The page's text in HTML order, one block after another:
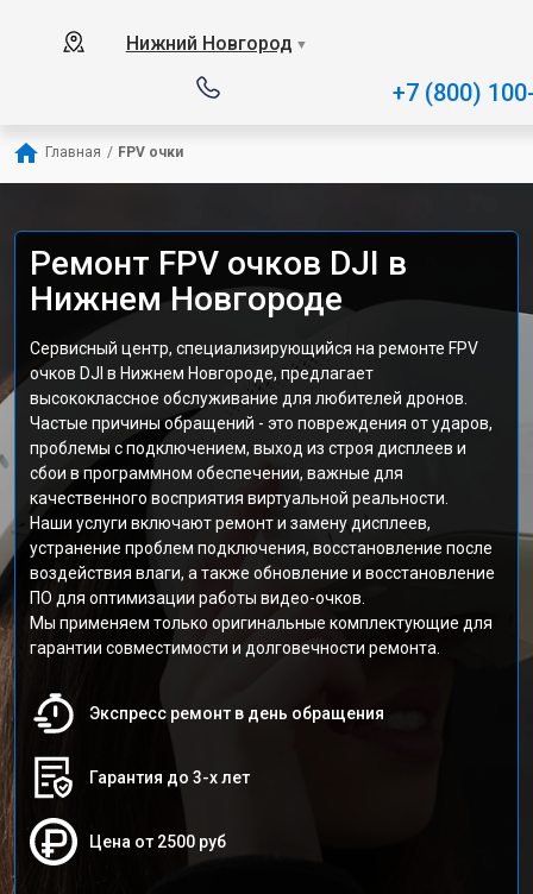
Нижний Новгород ▼
+7 (800)
Главная / FPV очки
Ремонт FPV очков DJI в
Нижнем Новгороде
Сервисный центр, специализирующийся на ремонте FPV
очков DJI в Нижнем Новгороде, предлагает
высококлассное обслуживание для любителей дронов.
Частые причины обращений - это повреждения от ударов,
проблемы с подключением, выход из строя дисплеев и
сбои в программном обеспечении, важные для
качественного восприятия виртуальной реальности.
Наши услуги включают ремонт и замену дисплеев,
устранение проблем подключения, восстановление после
воздействия влаги, а также обновление и восстановление
ПО для оптимизации работы видео-очков.
Мы применяем только оригинальные комплектующие для
гарантии совместимости и долговечности ремонта.
Экспресс ремонт в день обращения
Гарантия до 3-х лет
Цена от 2500 руб